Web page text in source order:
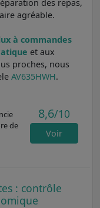
des repas,
agréable.
à commandes
et aux
proches, nous
AV635HWH.
de
8,6/10
Voir
: contrôle